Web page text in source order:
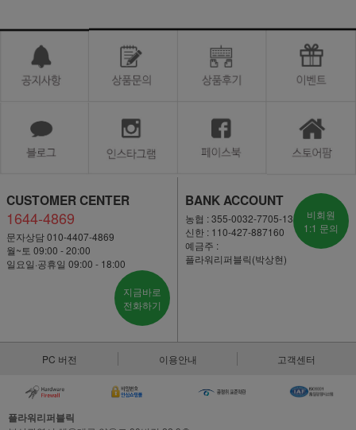
CUSTOMER CENTER
1644-4869
문자상담 010-4407-4869
월~토 09:00 - 20:00
일요일·공휴일 09:00 - 18:00
지금바로
전화하기
BANK ACCOUNT
농협 : 355-0032-7705-13
신한 : 110-427-887160
예금주 :
플라워리퍼블릭(박상현)
비회원
1:1 문의
PC 버전 이용안내 고객센터
플라워리퍼블릭